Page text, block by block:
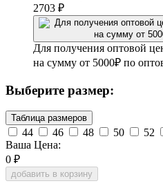
2703 ₽
Для получения оптовой
на сумму от 5000₽ по
Выберите размер:
Таблица размеров
44 46 48 50 52
Ваша Цена:
0 ₽
добавить в корзину